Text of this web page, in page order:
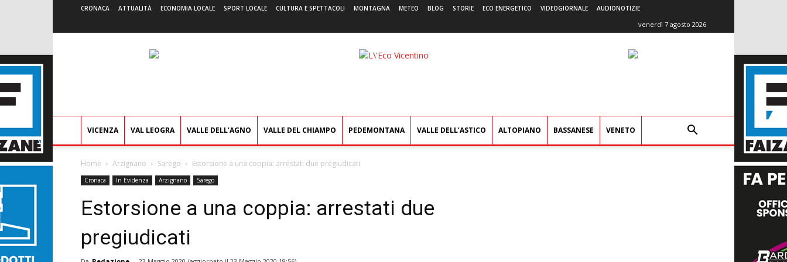
CRONACA ATTUALITÀ ECONOMIA LOCALE SPORT LOCALE CULTURA E SPETTACOLI MONTAGNA METEO BLOG STORIE ECO ENERGETICO VIDEOGIORNALE AUDIONOTIZIE
venerdì 7 agosto 2026
L'Eco
VICENZA VAL LEOGRA VALLE DELL’AGNO VALLE DEL CHIAMPO PEDEMONTANA VALLE DELL’ASTICO ALTOPIANO BASSANESE VENETO
Home Arzignano Sarego Estorsione a una coppia: arrestati due pregiudicati
Cronaca In Evidenza Arzignano Sarego
Estorsione a una coppia: arrestati due
pregiudicati